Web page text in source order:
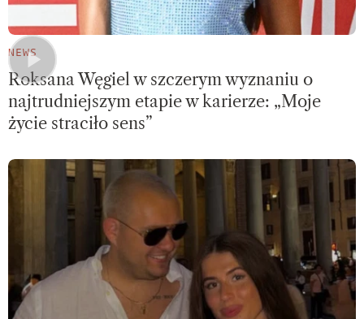
NEWS
Roksana Węgiel w szczerym wyznaniu o
najtrudniejszym etapie w karierze: „Moje
życie straciło sens”